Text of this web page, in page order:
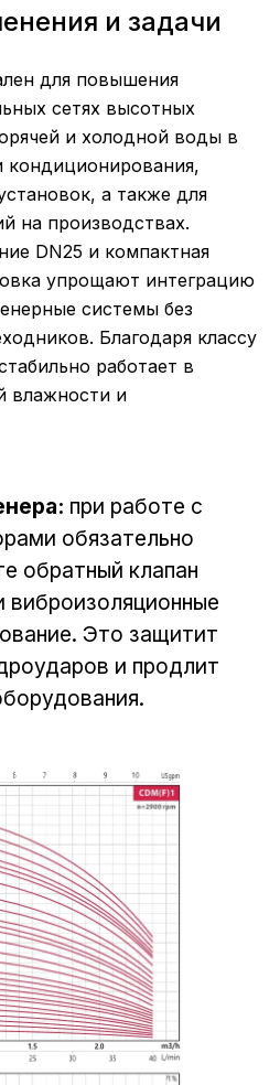
и задачи
для повышения
сетях высотных
и холодной воды в
кондиционирования,
а также для
на производствах.
DN25 и компактная
упрощают интеграцию
системы без
Благодаря классу
работает в
влажности и
при работе с
обязательно
обратный клапан
виброизоляционные
Это защитит
и продлит